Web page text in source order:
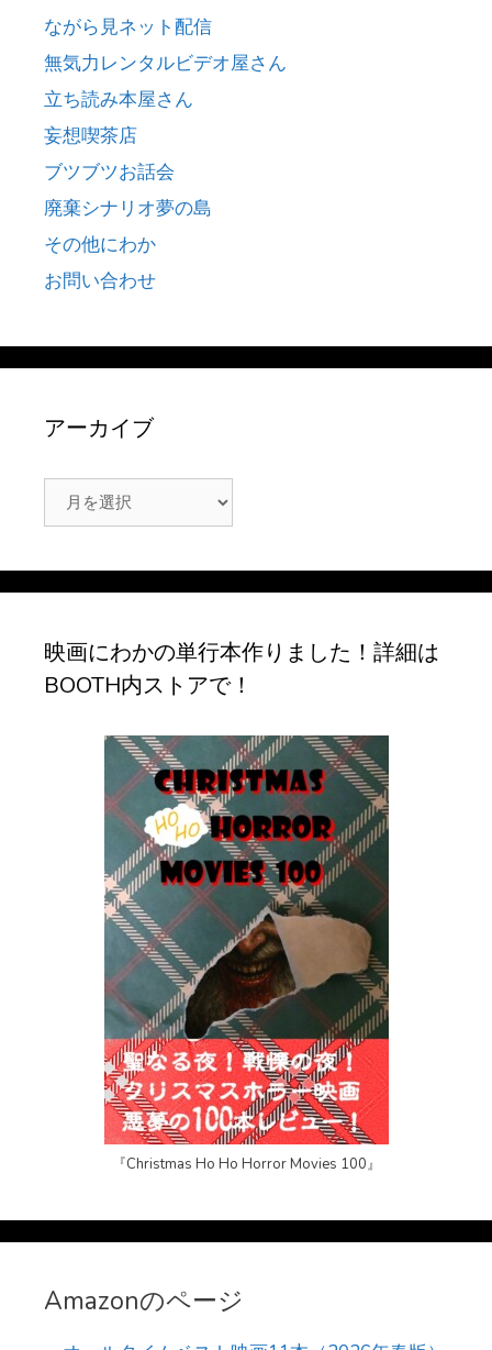
ながら見ネット配信
無気力レンタルビデオ屋さん
立ち読み本屋さん
妄想喫茶店
ブツブツお話会
廃棄シナリオ夢の島
その他にわか
お問い合わせ
アーカイブ
ー
映画にわかの単行本作りました！詳細は
BOOTH内ストアで！
『Christmas Ho Ho Horror Movies 100』
Amazonのページ